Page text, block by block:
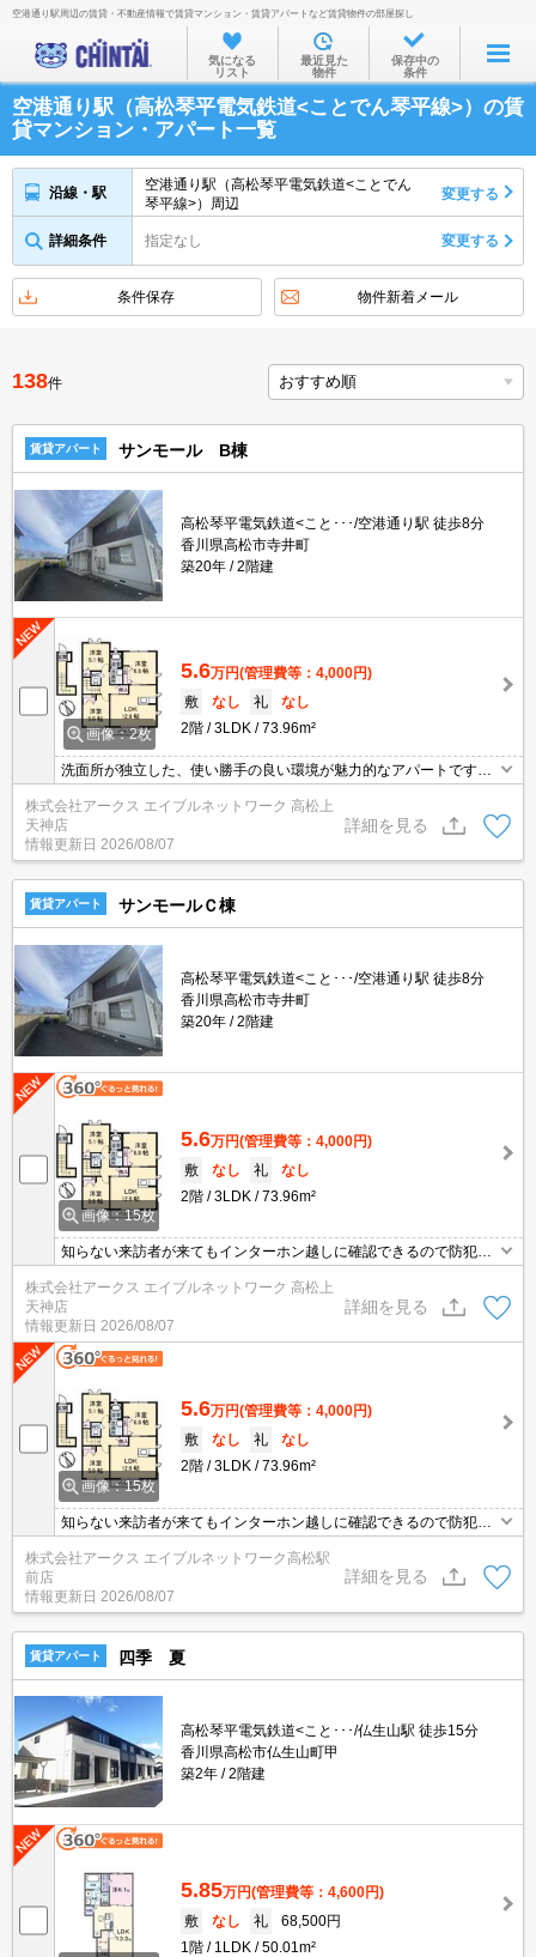
お部屋を探す
沿線・駅から
住所から
家賃相場から
不動産会社から
空港通り駅周辺の賃貸・不動産情報で賃貸マンション・賃貸アパートなど賃貸物件の部屋探し
気になる
リスト
最近見た
物件
保存中の
条件
空港通り駅（高松琴平電気鉄道<ことでん琴平線>）の賃
貸マンション・アパート一覧
沿線・駅
空港通り駅（高松琴平電気鉄道<ことでん
琴平線>）周辺
変更する
詳細条件 指定なし 変更する
条件保存 物件新着メール
138件
賃貸アパート サンモール B棟
高松琴平電気鉄道<こと･･･/空港通り駅 徒歩8分
香川県高松市寺井町
築20年
2階建
画像：2枚
5.6万円(管理費等：4,000円)
敷
なし 礼
なし
2階
3LDK 73.96m²
洗面所が独立した、使い勝手の良い環境が魅力的なアパートです。
収納はクロゼット・押入など豊富なので、広々と空間を利用するこ
とも可能です。モニターで来訪者を確認して、インターホンで対面
せずに会話することができます。こちらのアパートでは、駐車場が
月額3300円でご利用いただけます。
株式会社アークス エイブルネットワーク 高松上
天神店
情報更新日 2026/08/07
詳細を見る
賃貸アパート サンモールＣ棟
高松琴平電気鉄道<こと･･･/空港通り駅 徒歩8分
香川県高松市寺井町
築20年
2階建
画像：15枚
5.6万円(管理費等：4,000円)
敷
なし 礼
なし
2階
3LDK 73.96m²
知らない来訪者が来てもインターホン越しに確認できるので防犯対
ことがなくなる独立洗面台があります。収納はクロゼット・玄関収
納など豊富なので、衣類や履き物の整理がしやすく便利です。こち
らの物件には、2台まで駐車できるスペースがあります。
株式会社アークス エイブルネットワーク 高松上
天神店
情報更新日 2026/08/07
詳細を見る
画像：15枚
5.6万円(管理費等：4,000円)
敷
なし 礼
なし
2階
3LDK 73.96m²
知らない来訪者が来てもインターホン越しに確認できるので防犯対
策につながります。浴室と切り離されているので湿気に悩まされる
ことがなくなる独立洗面台があります。収納はクロゼット・玄関収
納など豊富なので、衣類や履き物の整理がしやすく便利です。こち
らの物件には、2台まで駐車できるスペースがあります。
株式会社アークス エイブルネットワーク高松駅
前店
情報更新日 2026/08/07
詳細を見る
賃貸アパート 四季 夏
高松琴平電気鉄道<こと･･･/仏生山駅 徒歩15分
香川県高松市仏生山町甲
築2年
2階建
5.85万円(管理費等：4,600円)
敷
なし 礼
68,500円
1階
1LDK 50.01m²